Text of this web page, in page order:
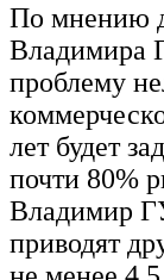
По мнению
Владимира
проблему
лет будет
почти 80%
Владимир
приводят